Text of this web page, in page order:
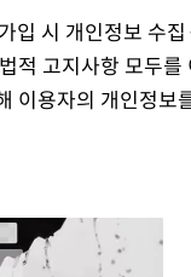
입 시 개인정보 수
적 고지사항 모두
이용자의 개인정보